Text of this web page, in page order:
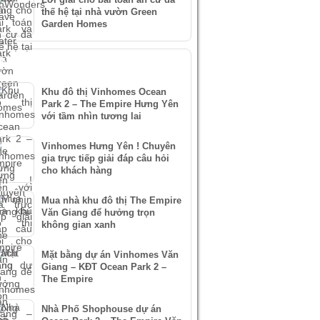
thế hệ tại nhà vườn Green
Garden Homes
XEM NHIỀU
Khu đô thị Vinhomes Ocean
Park 2 – The Empire Hưng Yên
với tầm nhìn tương lai
Vinhomes Hưng Yên ! Chuyên
gia trực tiếp giải đáp câu hỏi
cho khách hàng
Mua nhà khu đô thị The Empire
Văn Giang để hưởng trọn
không gian xanh
Mặt bằng dự án Vinhomes Văn
Giang – KĐT Ocean Park 2 –
The Empire
Nhà Phố Shophouse dự án